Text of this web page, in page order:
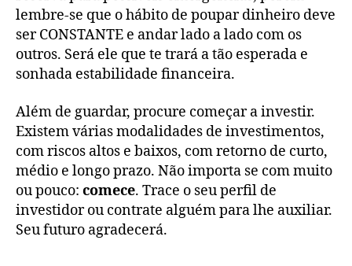
lembre-se que o hábito de poupar dinheiro deve
ser CONSTANTE e andar lado a lado com os
outros. Será ele que te trará a tão esperada e
sonhada estabilidade financeira.
Além de guardar, procure começar a investir.
Existem várias modalidades de investimentos,
com riscos altos e baixos, com retorno de curto,
médio e longo prazo. Não importa se com muito
ou pouco: comece. Trace o seu perfil de
investidor ou contrate alguém para lhe auxiliar.
Seu futuro agradecerá.